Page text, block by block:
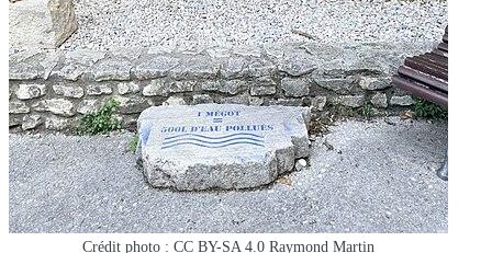
Crédit photo : CC BY-SA 4.0 Raymond Martin